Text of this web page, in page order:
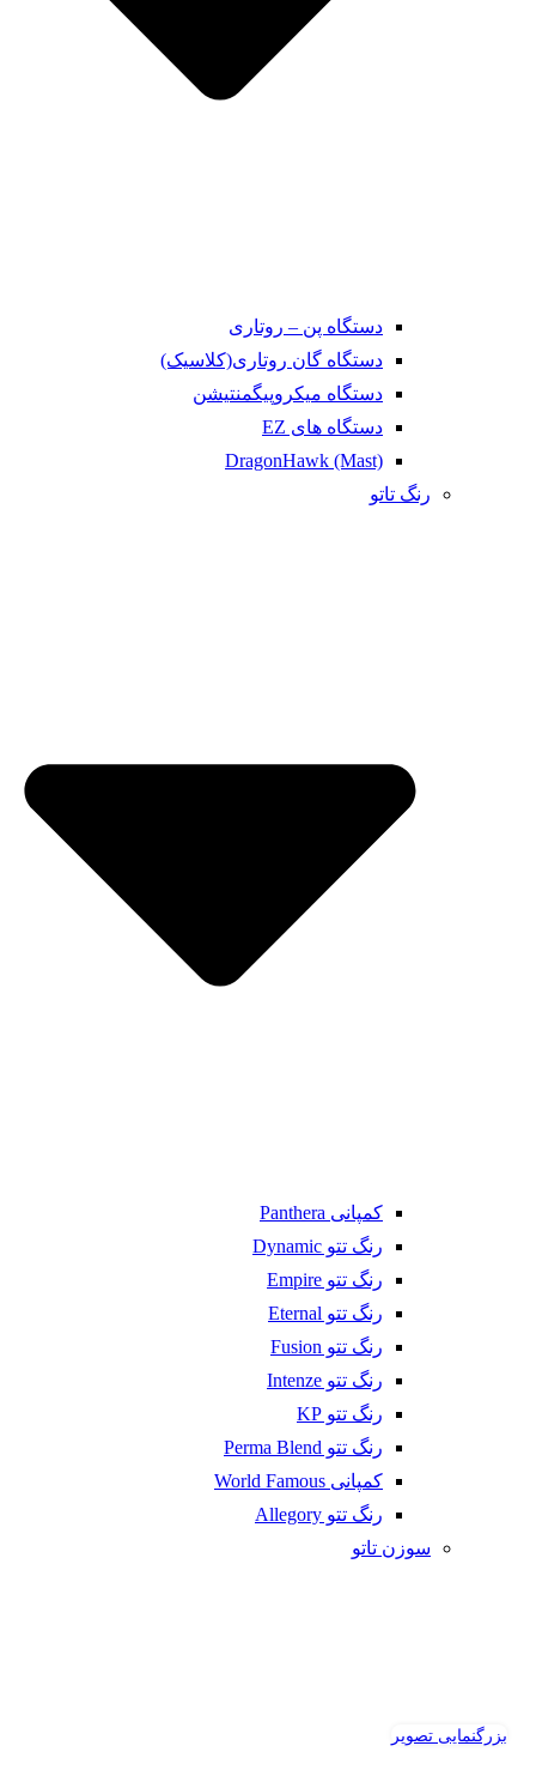
دستگاه پن – روتاری
دستگاه گان روتاری(کلاسیک)
دستگاه میکروپیگمنتیشن
دستگاه های EZ
DragonHawk (Mast)
رنگ تاتو
کمپانی Panthera
رنگ تتو Dynamic
رنگ تتو Empire
رنگ تتو Eternal
رنگ تتو Fusion
رنگ تتو Intenze
رنگ تتو KP
رنگ تتو Perma Blend
کمپانی World Famous
رنگ تتو Allegory
سوزن تاتو
بزرگنمایی تصویر